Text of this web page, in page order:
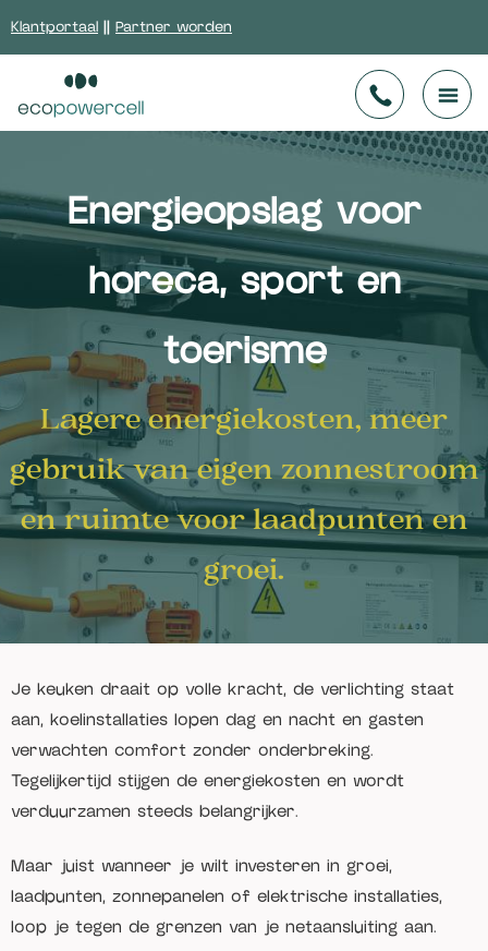
Klantportaal || Partner worden
Energieopslag voor
horeca, sport en
toerisme
Lagere energiekosten, meer
gebruik van eigen zonnestroom
en ruimte voor laadpunten en
groei.
Je keuken draait op volle kracht, de verlichting staat
aan, koelinstallaties lopen dag en nacht en gasten
verwachten comfort zonder onderbreking.
Tegelijkertijd stijgen de energiekosten en wordt
verduurzamen steeds belangrijker.
Maar juist wanneer je wilt investeren in groei,
laadpunten, zonnepanelen of elektrische installaties,
loop je tegen de grenzen van je netaansluiting aan.